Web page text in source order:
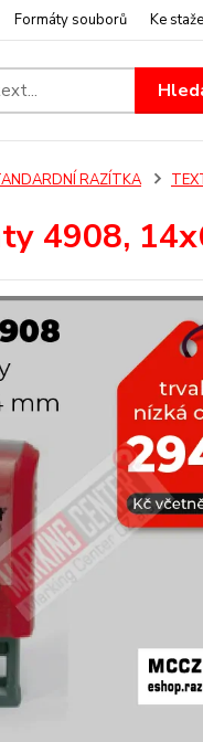
Formáty souborů Ke
RAZÍTKA
4908,